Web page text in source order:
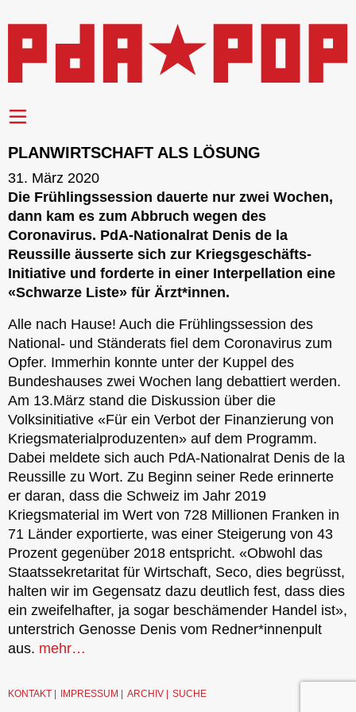
PLANWIRTSCHAFT ALS LÖSUNG
31. März 2020
Die Frühlingssession dauerte nur zwei Wochen,
dann kam es zum Abbruch wegen des
Coronavirus. PdA-Nationalrat Denis de la
Reussille äusserte sich zur Kriegsgeschäfts-
Initiative und forderte in einer Interpellation eine
«Schwarze Liste» für Ärzt*innen.
Alle nach Hause! Auch die Frühlingssession des
National- und Ständerats fiel dem Coronavirus zum
Opfer. Immerhin konnte unter der Kuppel des
Bundeshauses zwei Wochen lang debattiert werden.
Am 13.März stand die Diskussion über die
Volksinitiative «Für ein Verbot der Finanzierung von
Kriegsmaterialproduzenten» auf dem Programm.
Dabei meldete sich auch PdA-Nationalrat Denis de la
Reussille zu Wort. Zu Beginn seiner Rede erinnerte
er daran, dass die Schweiz im Jahr 2019
Kriegsmaterial im Wert von 728 Millionen Franken in
71 Länder exportierte, was einer Steigerung von 43
Prozent gegenüber 2018 entspricht. «Obwohl das
Staatssekretaritat für Wirtschaft, Seco, dies begrüsst,
halten wir im Gegensatz dazu deutlich fest, dass dies
ein zweifelhafter, ja sogar beschämender Handel ist»,
unterstrich Genosse Denis vom Redner*innenpult
aus. mehr…
KONTAKT IMPRESSUM ARCHIV
SUCHE